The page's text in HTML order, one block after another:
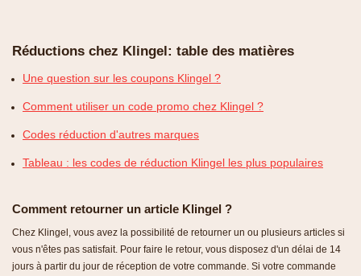
Réductions chez Klingel: table des matières
Une question sur les coupons Klingel ?
Comment utiliser un code promo chez Klingel ?
Codes réduction d'autres marques
Tableau : les codes de réduction Klingel les plus populaires
Comment retourner un article Klingel ?
Chez Klingel, vous avez la possibilité de retourner un ou plusieurs articles si
vous n'êtes pas satisfait. Pour faire le retour, vous disposez d'un délai de 14
jours à partir du jour de réception de votre commande. Si votre commande